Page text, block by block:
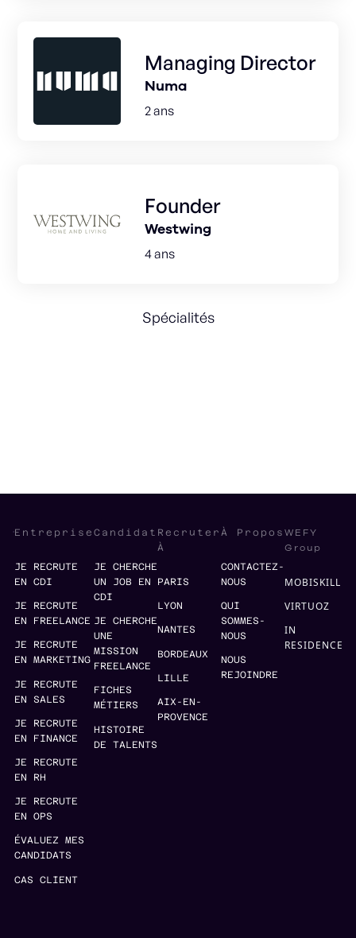
Managing Director
Numa
2 ans
Founder
Westwing
4 ans
Spécialités
Entreprise
JE RECRUTE
EN CDI
JE RECRUTE
EN FREELANCE
JE RECRUTE
EN MARKETING
JE RECRUTE
EN SALES
JE RECRUTE
EN FINANCE
JE RECRUTE
EN RH
JE RECRUTE
EN OPS
ÉVALUEZ MES
CANDIDATS
CAS CLIENT
Candidat
JE CHERCHE
UN JOB EN
CDI
JE CHERCHE
UNE
MISSION
FREELANCE
FICHES
MÉTIERS
HISTOIRE
DE TALENTS
Recruter
À
PARIS
LYON
NANTES
BORDEAUX
LILLE
AIX-EN-
PROVENCE
À Propos
CONTACTEZ-
NOUS
QUI
SOMMES-
NOUS
NOUS
REJOINDRE
WEFY
Group
MOBISKILL
VIRTUOZ
IN
RESIDENCE